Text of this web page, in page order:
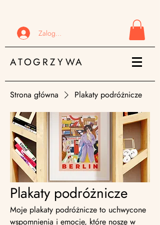
Zaloguj się
ATOGRZYWA
Strona główna Plakaty podróżnicze
Plakaty podróżnicze
Moje plakaty podróżnicze to uchwycone
wspomnienia i emocje, które noszę w